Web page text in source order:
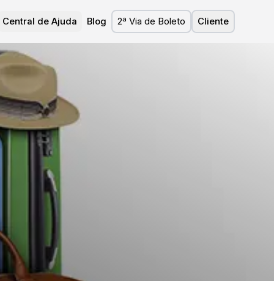
Central de Ajuda Blog 2ª Via de Boleto Cliente